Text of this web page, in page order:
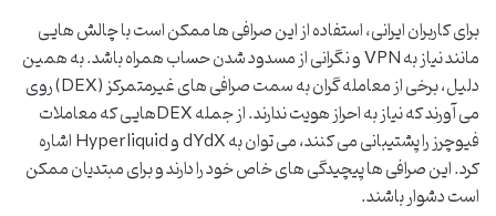
برای کاربران ایرانی، استفاده از این صرافی ها ممکن است با چالش هایی
مانند نیاز به VPN و نگرانی از مسدود شدن حساب همراه باشد. به همین
دلیل، برخی از معامله گران به سمت صرافی های غیرمتمرکز (DEX) روی
می آورند که نیاز به احراز هویت ندارند. از جمله DEXهایی که معاملات
فیوچرز را پشتیبانی می کنند، می توان به dYdX و Hyperliquid اشاره
کرد. این صرافی ها پیچیدگی های خاص خود را دارند و برای مبتدیان ممکن
است دشوار باشند.